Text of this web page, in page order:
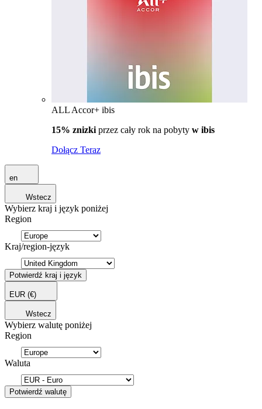
ALL Accor+ ibis
15% znizki przez cały rok na pobyty w ibis
Dołącz Teraz
en
Wstecz
Wybierz kraj i język poniżej
Region
Kraj/region-język
Potwierdź kraj i język
EUR (€)
Wstecz
Wybierz walutę poniżej
Region
Waluta
Potwierdź walutę